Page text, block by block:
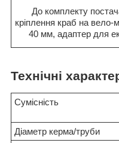
До комплекту
кріплення краб на
40 мм, адаптер для
Технічні
Сумісність
Діаметр керма/труби